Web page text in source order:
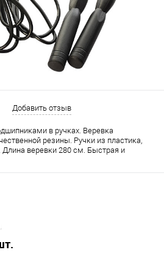
Добавить отзыв
в ручках. Веревка
резины. Ручки из пластика,
веревки 280 см. Быстрая и